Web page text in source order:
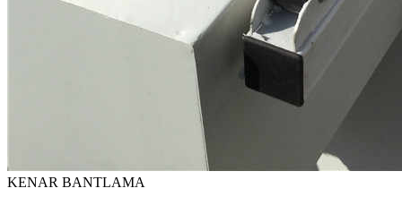
KENAR BANTLAMA